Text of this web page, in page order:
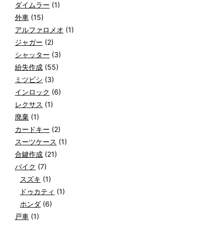
ダイムラー (1)
外車 (15)
アルファロメオ (1)
ジャガー (2)
シャッター (3)
紛失作成 (55)
ミツビシ (3)
インロック (6)
レクサス (1)
廃棄 (1)
カードキー (2)
スーツケース (1)
合鍵作成 (21)
バイク (7)
スズキ (1)
ドゥカティ (1)
ホンダ (6)
戸車 (1)